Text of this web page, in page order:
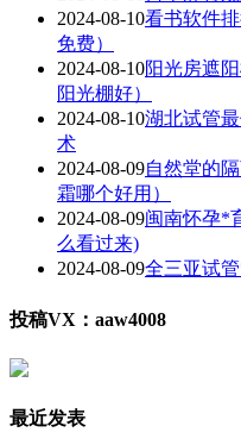
2024-08-10看书软件
免费）
2024-08-10阳光房遮
阳光棚好）
2024-08-10湖北试管
术
2024-08-09自然堂的
霜哪个好用）
2024-08-09闽南怀孕*
么看过来)
2024-08-09全三亚试
投稿VX：aaw4008
最近发表